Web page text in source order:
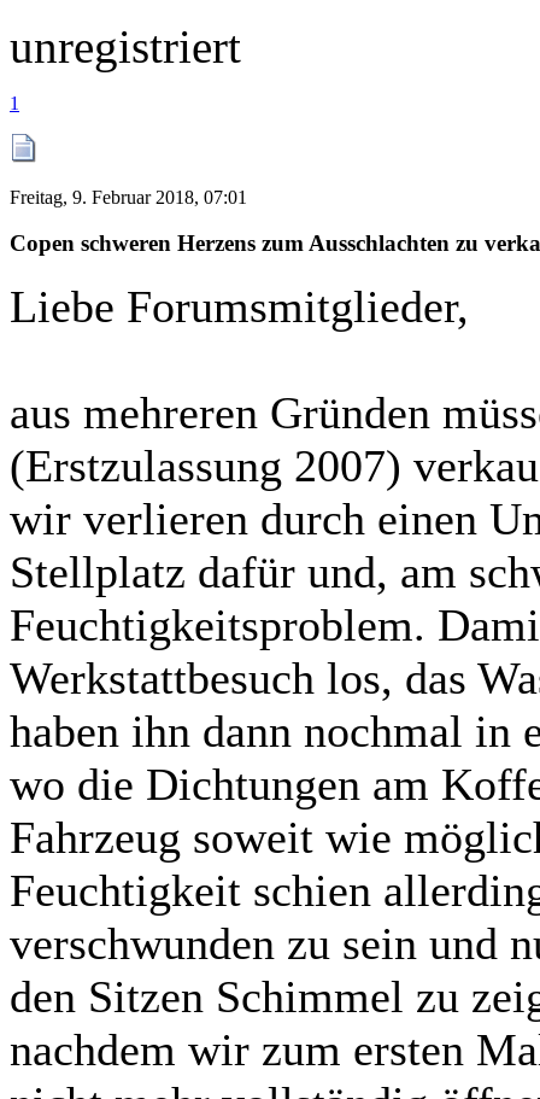
unregistriert
1
Freitag, 9. Februar 2018, 07:01
Copen schweren Herzens zum Ausschlachten zu
Liebe Forumsmitglieder,
aus mehreren Gründen
(Erstzulassung 2007)
wir verlieren durch einen
Stellplatz dafür und, am
Feuchtigkeitsproblem.
Werkstattbesuch los, das
haben ihn dann nochmal in
wo die Dichtungen am
Fahrzeug soweit wie
Feuchtigkeit schien
verschwunden zu sein und
den Sitzen Schimmel zu
nachdem wir zum ersten